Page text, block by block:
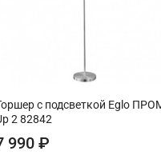
с подсветкой Eglo
2 82842
990 ₽